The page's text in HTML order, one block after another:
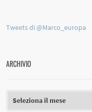
Tweets di @Marco_europa
ARCHIVIO